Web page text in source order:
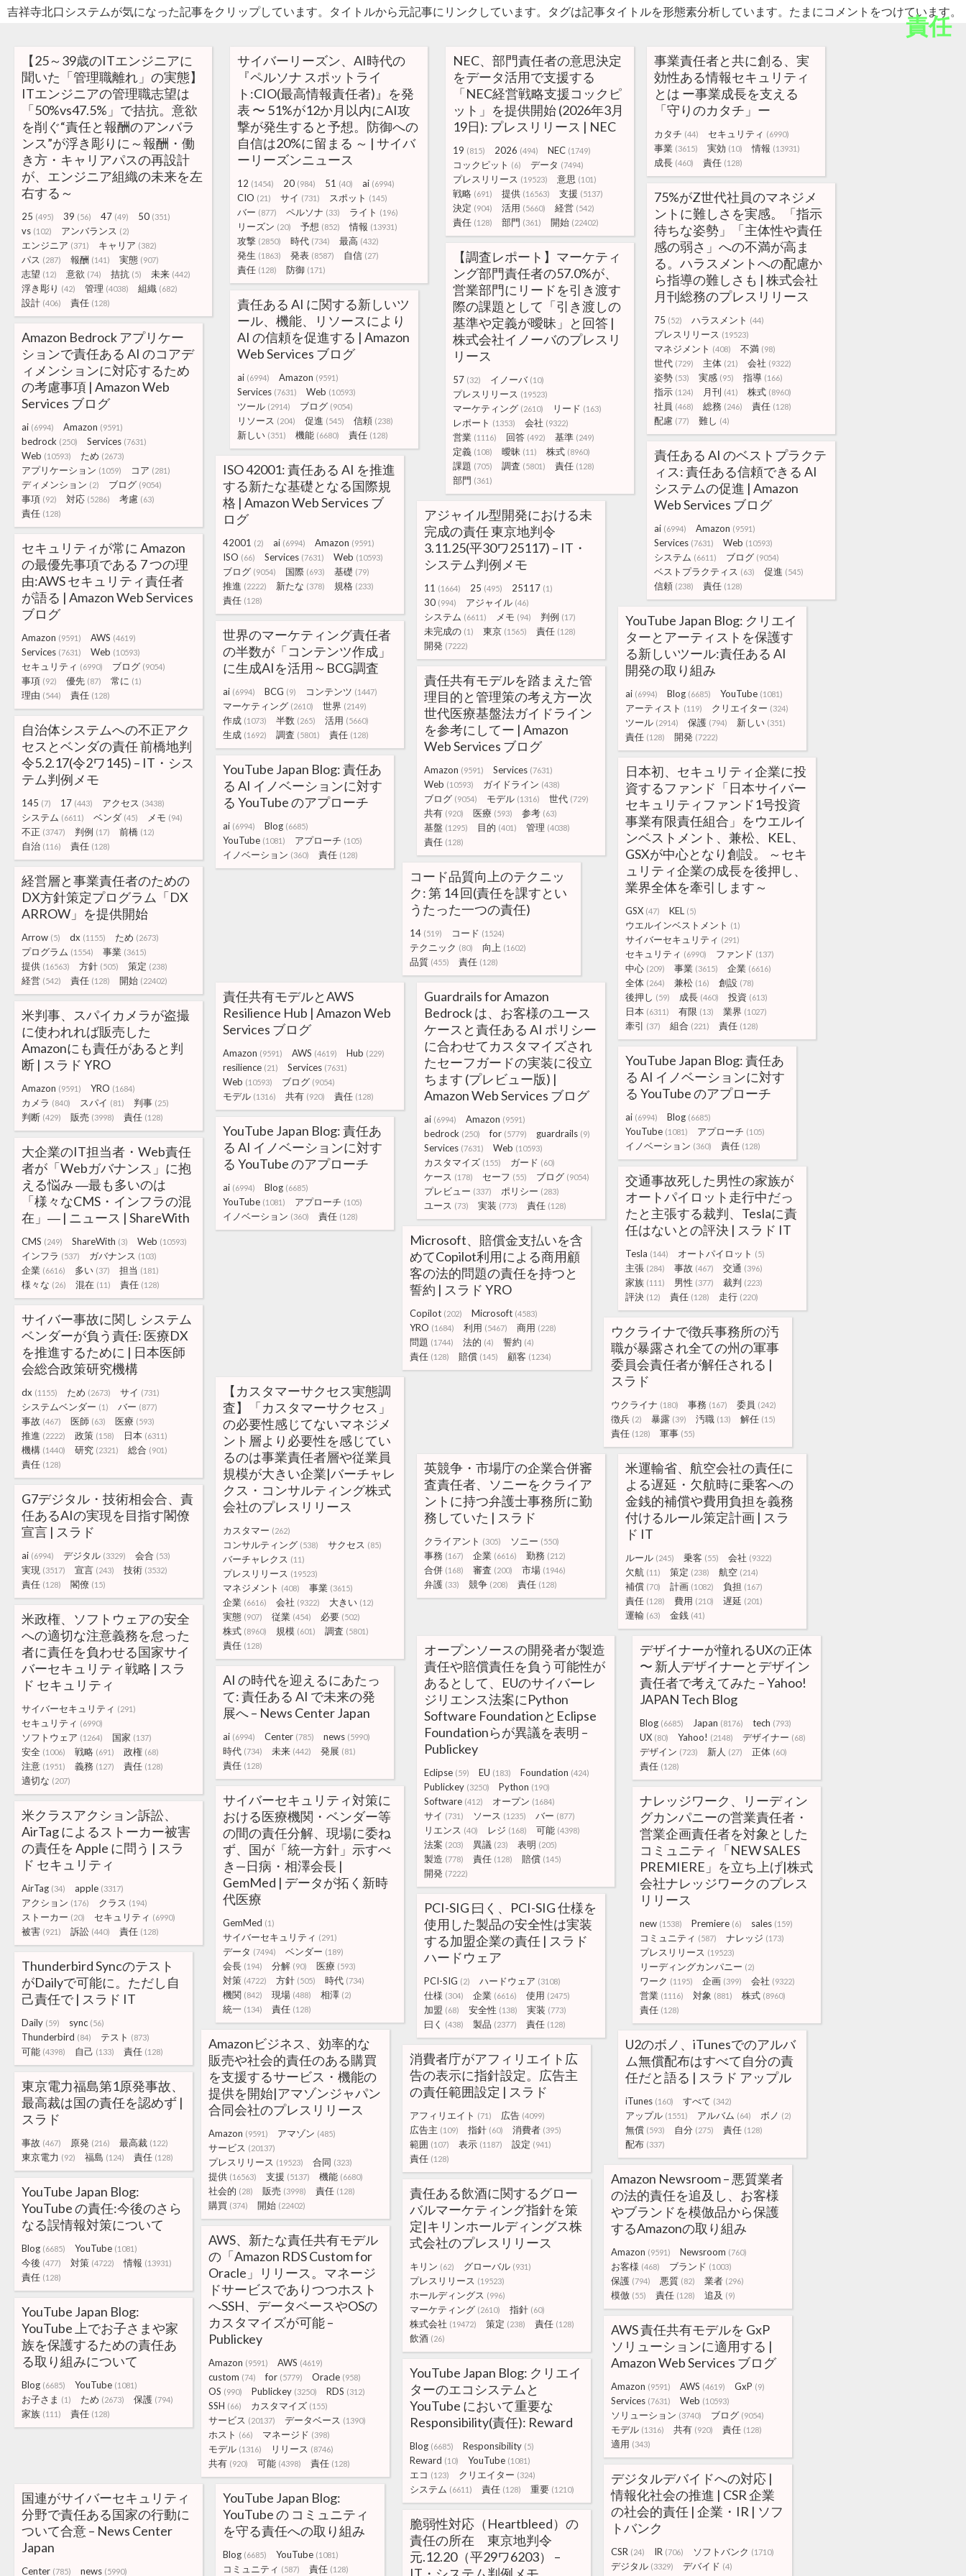
吉祥寺北口システムが気になった記事をクリップしています。タイトルから元記事にリンクしています。タグは記事タイトルを形態素分析しています。たまにコメントをつけています。
責任
【25～39歳のITエンジニアに
聞いた「管理職離れ」の実態】
ITエンジニアの管理職志望は
「50%vs47.5%」で拮抗。意欲
を削ぐ“責任と報酬のアンバラ
ンス”が浮き彫りに～報酬・働
き方・キャリアパスの再設計
が、エンジニア組織の未来を左
右する～
25 (495) 39 (56) 47 (49) 50 (351)
vs (102) アンバランス (2)
エンジニア (371) キャリア (382)
パス (287) 報酬 (141) 実態 (907)
志望 (12) 意欲 (74) 拮抗 (5) 未来 (442)
浮き彫り (42) 管理 (4038) 組織 (682)
設計 (406) 責任 (128)
サイバーリーズン、AI時代の
『ペルソナ スポットライ
ト:CIO(最高情報責任者)』を発
表 〜 51%が12か月以内にAI攻
撃が発生すると予想。防御への
自信は20%に留まる ～ | サイバ
ーリーズンニュース
12 (1454) 20 (984) 51 (40) ai (6994)
CIO (21) サイ (731) スポット (145)
バー (877) ペルソナ (33) ライト (196)
リーズン (20) 予想 (852) 情報 (13931)
攻撃 (2850) 時代 (734) 最高 (432)
発生 (1863) 発表 (8587) 自信 (27)
責任 (128) 防御 (171)
NEC、部門責任者の意思決定
をデータ活用で支援する
「NEC経営戦略支援コックピ
ット」を提供開始 (2026年3月
19日): プレスリリース | NEC
19 (815) 2026 (494) NEC (1749)
コックピット (6) データ (7494)
プレスリリース (19523) 意思 (101)
戦略 (691) 提供 (16563) 支援 (5137)
決定 (904) 活用 (5660) 経営 (542)
責任 (128) 部門 (361) 開始 (22402)
事業責任者と共に創る、実
効性ある情報セキュリティ
とは ー事業成長を支える
「守りのカタチ」ー
カタチ (44) セキュリティ (6990)
事業 (3615) 実効 (10) 情報 (13931)
成長 (460) 責任 (128)
75%がZ世代社員のマネジメ
ントに難しさを実感。「指示
待ちな姿勢」「主体性や責任
感の弱さ」への不満が高ま
る。ハラスメントへの配慮か
ら指導の難しさも | 株式会社
月刊総務のプレスリリース
75 (52) ハラスメント (44)
プレスリリース (19523)
マネジメント (408) 不満 (98)
世代 (729) 主体 (21) 会社 (9322)
姿勢 (53) 実感 (95) 指導 (166)
指示 (124) 月刊 (41) 株式 (8960)
社員 (468) 総務 (246) 責任 (128)
配慮 (77) 難し (4)
【調査レポート】マーケティ
ング部門責任者の57.0%が、
営業部門にリードを引き渡す
際の課題として「引き渡しの
基準や定義が曖昧」と回答 |
株式会社イノーバのプレスリ
リース
57 (32) イノーバ (10)
プレスリリース (19523)
マーケティング (2610) リード (163)
レポート (1353) 会社 (9322)
営業 (1116) 回答 (492) 基準 (249)
定義 (108) 曖昧 (11) 株式 (8960)
課題 (705) 調査 (5801) 責任 (128)
部門 (361)
責任ある AI に関する新しいツ
ール、機能、リソースにより
AI の信頼を促進する | Amazon
Web Services ブログ
ai (6994) Amazon (9591)
Services (7631) Web (10593)
ツール (2914) ブログ (9054)
リソース (204) 促進 (545) 信頼 (238)
新しい (351) 機能 (6680) 責任 (128)
Amazon Bedrock アプリケー
ションで責任ある AI のコアデ
ィメンションに対応するため
の考慮事項 | Amazon Web
Services ブログ
ai (6994) Amazon (9591)
bedrock (250) Services (7631)
Web (10593) ため (2673)
アプリケーション (1059) コア (281)
ディメンション (2) ブログ (9054)
事項 (92) 対応 (5286) 考慮 (63)
責任 (128)
責任ある AI のベストプラクテ
ィス: 責任ある信頼できる AI
システムの促進 | Amazon
Web Services ブログ
ai (6994) Amazon (9591)
Services (7631) Web (10593)
システム (6611) ブログ (9054)
ベストプラクティス (63) 促進 (545)
信頼 (238) 責任 (128)
ISO 42001: 責任ある AI を推進
する新たな基礎となる国際規
格 | Amazon Web Services ブ
ログ
42001 (2) ai (6994) Amazon (9591)
ISO (66) Services (7631) Web (10593)
ブログ (9054) 国際 (693) 基礎 (79)
推進 (2222) 新たな (378) 規格 (233)
責任 (128)
アジャイル型開発における未
完成の責任 東京地判令
3.11.25(平30ワ25117) – IT・
システム判例メモ
11 (1664) 25 (495) 25117 (1)
30 (994) アジャイル (46)
システム (6611) メモ (94) 判例 (17)
未完成の (1) 東京 (1565) 責任 (128)
開発 (7222)
セキュリティが常に Amazon
の最優先事項である 7 つの理
由:AWS セキュリティ責任者
が語る | Amazon Web Services
ブログ
Amazon (9591) AWS (4619)
Services (7631) Web (10593)
セキュリティ (6990) ブログ (9054)
事項 (92) 優先 (87) 常に (1)
理由 (544) 責任 (128)
YouTube Japan Blog: クリエイ
ターとアーティストを保護す
る新しいツール:責任ある AI
開発の取り組み
ai (6994) Blog (6685) YouTube (1081)
アーティスト (119) クリエイター (324)
ツール (2914) 保護 (794) 新しい (351)
責任 (128) 開発 (7222)
世界のマーケティング責任者
の半数が「コンテンツ作成」
に生成AIを活用～BCG調査
ai (6994) BCG (9) コンテンツ (1447)
マーケティング (2610) 世界 (2149)
作成 (1073) 半数 (265) 活用 (5660)
生成 (1692) 調査 (5801) 責任 (128)
責任共有モデルを踏まえた管
理目的と管理策の考え方ー次
世代医療基盤法ガイドライン
を参考にしてー | Amazon
Web Services ブログ
Amazon (9591) Services (7631)
Web (10593) ガイドライン (438)
ブログ (9054) モデル (1316) 世代 (729)
共有 (920) 医療 (593) 参考 (63)
基盤 (1295) 目的 (401) 管理 (4038)
責任 (128)
自治体システムへの不正アク
セスとベンダの責任 前橋地判
令5.2.17(令2ワ145) – IT・シス
テム判例メモ
145 (7) 17 (443) アクセス (3438)
システム (6611) ベンダ (45) メモ (94)
不正 (3747) 判例 (17) 前橋 (12)
自治 (116) 責任 (128)
日本初、セキュリティ企業に投
資するファンド「日本サイバー
セキュリティファンド1号投資
事業有限責任組合」をウエルイ
ンベストメント、兼松、KEL、
GSXが中心となり創設。 ～セキ
ュリティ企業の成長を後押し、
業界全体を牽引します～
GSX (47) KEL (5)
ウエルインベストメント (1)
サイバーセキュリティ (291)
セキュリティ (6990) ファンド (137)
中心 (209) 事業 (3615) 企業 (6616)
全体 (264) 兼松 (16) 創設 (78)
後押し (59) 成長 (460) 投資 (613)
日本 (6311) 有限 (13) 業界 (1027)
牽引 (37) 組合 (221) 責任 (128)
YouTube Japan Blog: 責任あ
る AI イノベーションに対す
る YouTube のアプローチ
ai (6994) Blog (6685)
YouTube (1081) アプローチ (105)
イノベーション (360) 責任 (128)
コード品質向上のテクニッ
ク: 第 14 回(責任を課すとい
うたった一つの責任)
14 (519) コード (1524)
テクニック (80) 向上 (1602)
品質 (455) 責任 (128)
経営層と事業責任者のための
DX方針策定プログラム「DX
ARROW」を提供開始
Arrow (5) dx (1155) ため (2673)
プログラム (1554) 事業 (3615)
提供 (16563) 方針 (505) 策定 (238)
経営 (542) 責任 (128) 開始 (22402)
責任共有モデルとAWS
Resilience Hub | Amazon Web
Services ブログ
Amazon (9591) AWS (4619) Hub (229)
resilience (21) Services (7631)
Web (10593) ブログ (9054)
モデル (1316) 共有 (920) 責任 (128)
Guardrails for Amazon
Bedrock は、お客様のユース
ケースと責任ある AI ポリシー
に合わせてカスタマイズされ
たセーフガードの実装に役立
ちます (プレビュー版) |
Amazon Web Services ブログ
ai (6994) Amazon (9591)
bedrock (250) for (5779) guardrails (9)
Services (7631) Web (10593)
カスタマイズ (155) ガード (60)
ケース (178) セーフ (55) ブログ (9054)
プレビュー (337) ポリシー (283)
ユース (73) 実装 (773) 責任 (128)
米判事、スパイカメラが盗撮
に使われれば販売した
Amazonにも責任があると判
断 | スラド YRO
Amazon (9591) YRO (1684)
カメラ (840) スパイ (81) 判事 (25)
判断 (429) 販売 (3998) 責任 (128)
YouTube Japan Blog: 責任あ
る AI イノベーションに対す
る YouTube のアプローチ
ai (6994) Blog (6685)
YouTube (1081) アプローチ (105)
イノベーション (360) 責任 (128)
YouTube Japan Blog: 責任あ
る AI イノベーションに対す
る YouTube のアプローチ
ai (6994) Blog (6685)
YouTube (1081) アプローチ (105)
イノベーション (360) 責任 (128)
大企業のIT担当者・Web責任
者が「Webガバナンス」に抱
える悩み ―最も多いのは
「様々なCMS・インフラの混
在」― | ニュース | ShareWith
CMS (249) ShareWith (3) Web (10593)
インフラ (537) ガバナンス (103)
企業 (6616) 多い (37) 担当 (181)
様々な (26) 混在 (11) 責任 (128)
交通事故死した男性の家族が
オートパイロット走行中だっ
たと主張する裁判、Teslaに責
任はないとの評決 | スラド IT
Tesla (144) オートパイロット (5)
主張 (284) 事故 (467) 交通 (396)
家族 (111) 男性 (377) 裁判 (223)
評決 (12) 責任 (128) 走行 (220)
Microsoft、賠償金支払いを含
めてCopilot利用による商用顧
客の法的問題の責任を持つと
誓約 | スラド YRO
Copilot (202) Microsoft (4583)
YRO (1684) 利用 (5467) 商用 (228)
問題 (1744) 法的 (4) 誓約 (4)
責任 (128) 賠償 (145) 顧客 (1234)
サイバー事故に関し システム
ベンダーが負う責任: 医療DX
を推進するために | 日本医師
会総合政策研究機構
dx (1155) ため (2673) サイ (731)
システムベンダー (1) バー (877)
事故 (467) 医師 (63) 医療 (593)
推進 (2222) 政策 (158) 日本 (6311)
機構 (1440) 研究 (2321) 総合 (901)
責任 (128)
ウクライナで徴兵事務所の汚
職が暴露され全ての州の軍事
委員会責任者が解任される |
スラド
ウクライナ (180) 事務 (167) 委員 (242)
徴兵 (2) 暴露 (39) 汚職 (13) 解任 (15)
責任 (128) 軍事 (55)
【カスタマーサクセス実態調
査】「カスタマーサクセス」
の必要性感じてないマネジメ
ント層より必要性を感じてい
るのは事業責任者層や従業員
規模が大きい企業|バーチャレ
クス・コンサルティング株式
会社のプレスリリース
カスタマー (262)
コンサルティング (538) サクセス (85)
バーチャレクス (11)
プレスリリース (19523)
マネジメント (408) 事業 (3615)
企業 (6616) 会社 (9322) 大きい (12)
実態 (907) 従業 (454) 必要 (502)
株式 (8960) 規模 (601) 調査 (5801)
責任 (128)
英競争・市場庁の企業合併審
査責任者、ソニーをクライア
ントに持つ弁護士事務所に勤
務していた | スラド
クライアント (305) ソニー (550)
事務 (167) 企業 (6616) 勤務 (212)
合併 (168) 審査 (200) 市場 (1946)
弁護 (33) 競争 (208) 責任 (128)
米運輸省、航空会社の責任に
よる遅延・欠航時に乗客への
金銭的補償や費用負担を義務
付けるルール策定計画 | スラ
ド IT
ルール (245) 乗客 (55) 会社 (9322)
欠航 (11) 策定 (238) 航空 (214)
補償 (70) 計画 (1082) 負担 (167)
責任 (128) 費用 (210) 遅延 (201)
運輸 (63) 金銭 (41)
G7デジタル・技術相会合、責
任あるAIの実現を目指す閣僚
宣言 | スラド
ai (6994) デジタル (3329) 会合 (53)
実現 (3517) 宣言 (243) 技術 (3532)
責任 (128) 閣僚 (15)
オープンソースの開発者が製造
責任や賠償責任を負う可能性が
あるとして、EUのサイバーレ
ジリエンス法案にPython
Software FoundationとEclipse
Foundationらが異議を表明 –
Publickey
Eclipse (59) EU (183) Foundation (424)
Publickey (3250) Python (190)
Software (412) オープン (1684)
サイ (731) ソース (1235) バー (877)
リエンス (40) レジ (168) 可能 (4398)
法案 (203) 異議 (23) 表明 (205)
製造 (778) 責任 (128) 賠償 (145)
開発 (7222)
米政権、ソフトウェアの安全
への適切な注意義務を怠った
者に責任を負わせる国家サイ
バーセキュリティ戦略 | スラ
ド セキュリティ
サイバーセキュリティ (291)
セキュリティ (6990)
ソフトウェア (1264) 国家 (137)
安全 (1006) 戦略 (691) 政権 (68)
注意 (1951) 義務 (127) 責任 (128)
適切な (207)
デザイナーが憧れるUXの正体
〜 新人デザイナーとデザイン
責任者で考えてみた – Yahoo!
JAPAN Tech Blog
Blog (6685) Japan (8176) tech (793)
UX (80) Yahoo! (2148) デザイナー (68)
デザイン (723) 新人 (27) 正体 (60)
責任 (128)
AI の時代を迎えるにあたっ
て: 責任ある AI で未来の発
展へ – News Center Japan
ai (6994) Center (785) news (5990)
時代 (734) 未来 (442) 発展 (81)
責任 (128)
サイバーセキュリティ対策に
おける医療機関・ベンダー等
の間の責任分解、現場に委ね
ず、国が「統一方針」示すべ
き—日病・相澤会長 |
GemMed | データが拓く新時
代医療
GemMed (1)
サイバーセキュリティ (291)
データ (7494) ベンダー (189)
会長 (194) 分解 (90) 医療 (593)
対策 (4722) 方針 (505) 時代 (734)
機関 (842) 現場 (488) 相澤 (2)
統一 (134) 責任 (128)
ナレッジワーク、リーディン
グカンパニーの営業責任者・
営業企画責任者を対象とした
コミュニティ「NEW SALES
PREMIERE」を立ち上げ|株式
会社ナレッジワークのプレス
リリース
new (1538) Premiere (6) sales (159)
コミュニティ (587) ナレッジ (173)
プレスリリース (19523)
リーディングカンパニー (2)
ワーク (1195) 企画 (399) 会社 (9322)
営業 (1116) 対象 (881) 株式 (8960)
責任 (128)
米クラスアクション訴訟、
AirTag によるストーカー被害
の責任を Apple に問う | スラ
ド セキュリティ
AirTag (34) apple (3317)
アクション (176) クラス (194)
ストーカー (20) セキュリティ (6990)
被害 (921) 訴訟 (440) 責任 (128)
PCI-SIG 曰く、PCI-SIG 仕様を
使用した製品の安全性は実装
する加盟企業の責任 | スラド
ハードウェア
PCI-SIG (2) ハードウェア (3108)
仕様 (304) 企業 (6616) 使用 (2475)
加盟 (68) 安全性 (138) 実装 (773)
曰く (438) 製品 (2377) 責任 (128)
Thunderbird Syncのテスト
がDailyで可能に。ただし自
己責任で | スラド IT
Daily (59) sync (56)
Thunderbird (84) テスト (873)
可能 (4398) 自己 (133) 責任 (128)
Amazonビジネス、効率的な
販売や社会的責任のある購買
を支援するサービス・機能の
提供を開始|アマゾンジャパン
合同会社のプレスリリース
Amazon (9591) アマゾン (485)
サービス (20137)
プレスリリース (19523) 合同 (323)
提供 (16563) 支援 (5137) 機能 (6680)
社会的 (28) 販売 (3998) 責任 (128)
購買 (374) 開始 (22402)
U2のボノ、iTunesでのアルバ
ム無償配布はすべて自分の責
任だと語る | スラド アップル
iTunes (160) すべて (342)
アップル (1551) アルバム (64) ボノ (2)
無償 (593) 自分 (275) 責任 (128)
配布 (337)
消費者庁がアフィリエイト広
告の表示に指針設定。広告主
の責任範囲設定 | スラド
アフィリエイト (71) 広告 (4099)
広告主 (109) 指針 (60) 消費者 (395)
範囲 (107) 表示 (1187) 設定 (941)
責任 (128)
東京電力福島第1原発事故、
最高裁は国の責任を認めず |
スラド
事故 (467) 原発 (216) 最高裁 (122)
東京電力 (92) 福島 (124) 責任 (128)
Amazon Newsroom – 悪質業者
の法的責任を追及し、お客様
やブランドを模倣品から保護
するAmazonの取り組み
Amazon (9591) Newsroom (760)
お客様 (468) ブランド (1003)
保護 (794) 悪質 (82) 業者 (296)
模倣 (55) 責任 (128) 追及 (9)
YouTube Japan Blog:
YouTube の責任:今後のさら
なる誤情報対策について
Blog (6685) YouTube (1081)
今後 (477) 対策 (4722) 情報 (13931)
責任 (128)
責任ある飲酒に関するグロー
バルマーケティング指針を策
定|キリンホールディングス株
式会社のプレスリリース
キリン (62) グローバル (931)
プレスリリース (19523)
ホールディングス (996)
マーケティング (2610) 指針 (60)
株式会社 (19472) 策定 (238) 責任 (128)
飲酒 (26)
AWS、新たな責任共有モデル
の「Amazon RDS Custom for
Oracle」リリース。マネージ
ドサービスでありつつホスト
へSSH、データベースやOSの
カスタマイズが可能 –
Publickey
Amazon (9591) AWS (4619)
custom (74) for (5779) Oracle (958)
OS (990) Publickey (3250) RDS (312)
SSH (66) カスタマイズ (155)
サービス (20137) データベース (1390)
ホスト (66) マネージド (398)
モデル (1316) リリース (8746)
共有 (920) 可能 (4398) 責任 (128)
YouTube Japan Blog:
YouTube 上でお子さまや家
族を保護するための責任あ
る取り組みについて
Blog (6685) YouTube (1081)
お子さま (1) ため (2673) 保護 (794)
家族 (111) 責任 (128)
AWS 責任共有モデルを GxP
ソリューションに適用する |
Amazon Web Services ブログ
Amazon (9591) AWS (4619) GxP (9)
Services (7631) Web (10593)
ソリューション (3740) ブログ (9054)
モデル (1316) 共有 (920) 責任 (128)
適用 (343)
YouTube Japan Blog: クリエイ
ターのエコシステムと
YouTube において重要な
Responsibility(責任): Reward
Blog (6685) Responsibility (5)
Reward (10) YouTube (1081)
エコ (123) クリエイター (324)
システム (6611) 責任 (128) 重要 (1210)
デジタルデバイドへの対応 |
情報化社会の推進 | CSR 企業
の社会的責任 | 企業・IR | ソフ
トバンク
CSR (24) IR (706) ソフトバンク (1710)
デジタル (3329) デバイド (4)
国連がサイバーセキュリティ
分野で責任ある国家の行動に
ついて合意 – News Center
Japan
Center (785) news (5990)
YouTube Japan Blog:
YouTube の コミュニティ
を守る責任への取り組み
Blog (6685) YouTube (1081)
コミュニティ (587) 責任 (128)
脆弱性対応（Heartbleed）の
責任の所在 東京地判令
元.12.20（平29ワ6203） –